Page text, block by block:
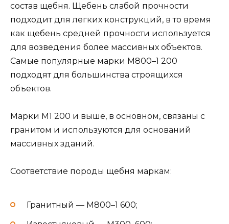
состав щебня. Щебень слабой прочности
подходит для легких конструкций, в то время
как щебень средней прочности используется
для возведения более массивных объектов.
Самые популярные марки М800–1 200
подходят для большинства строящихся
объектов.
Марки М1 200 и выше, в основном, связаны с
гранитом и используются для оснований
массивных зданий.
Соответствие породы щебня маркам:
Гранитный — М800–1 600;